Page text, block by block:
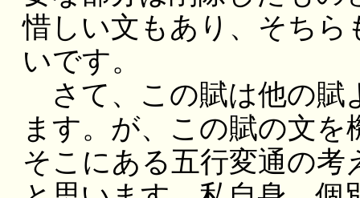
惜しい文もあり、そち
いです。
さて、この賦は他の賦
ます。が、この賦の文
そこにある五行変通の